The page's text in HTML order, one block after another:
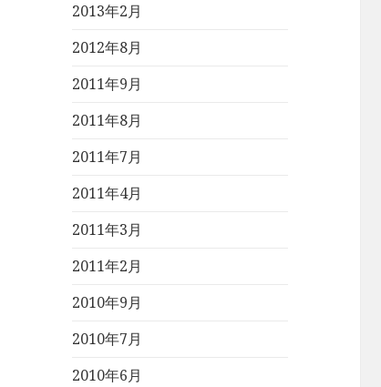
2013年2月
2012年8月
2011年9月
2011年8月
2011年7月
2011年4月
2011年3月
2011年2月
2010年9月
2010年7月
2010年6月